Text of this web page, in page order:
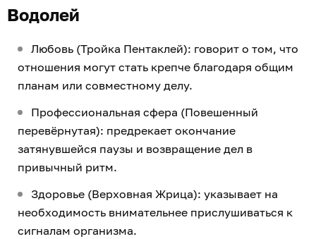
Водолей
Любовь (Тройка Пентаклей): говорит о том, что
отношения могут стать крепче благодаря общим
планам или совместному делу.
Профессиональная сфера (Повешенный
перевёрнутая): предрекает окончание
затянувшейся паузы и возвращение дел в
привычный ритм.
Здоровье (Верховная Жрица): указывает на
необходимость внимательнее прислушиваться к
сигналам организма.